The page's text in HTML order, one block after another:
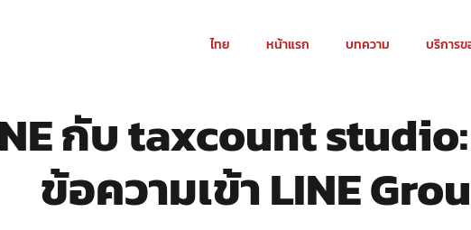
ไทย หน้าแรก บทความ บริการข
กับ taxcount
ข้อความเข้า LINE